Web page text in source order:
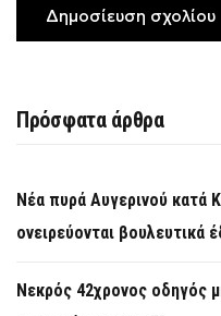
Πρόσφατα άρθρα
Νέα πυρά Αυγερινού κατά
ονειρεύονται βουλευτικά
Νεκρός 42χρονος οδηγός